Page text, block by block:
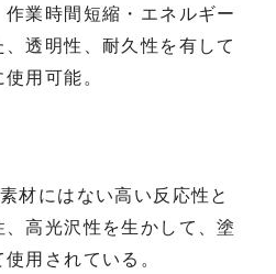
業時間短縮・エネルギー
透明性、耐久性を有して
用可能。
材にはない高い反応性と
高光沢性を生かして、塗
用されている。